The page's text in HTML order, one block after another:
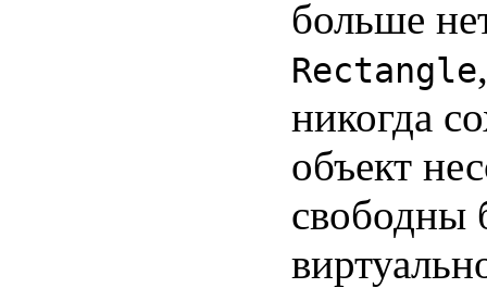
больше
Rectangle
никогда
объект
свободны